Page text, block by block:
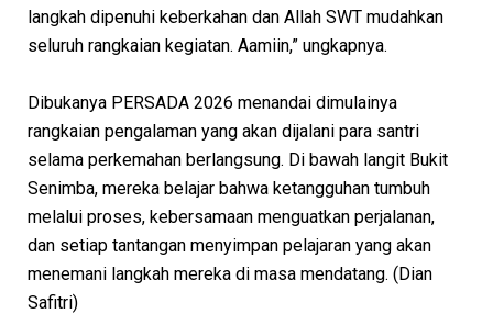
langkah dipenuhi keberkahan dan Allah SWT mudahkan
seluruh rangkaian kegiatan. Aamiin,” ungkapnya.
Dibukanya PERSADA 2026 menandai dimulainya
rangkaian pengalaman yang akan dijalani para santri
selama perkemahan berlangsung. Di bawah langit Bukit
Senimba, mereka belajar bahwa ketangguhan tumbuh
melalui proses, kebersamaan menguatkan perjalanan,
dan setiap tantangan menyimpan pelajaran yang akan
menemani langkah mereka di masa mendatang. (Dian
Safitri)